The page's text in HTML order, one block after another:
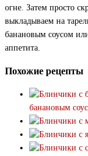
огне. Затем просто
выкладываем на
банановым соусом
аппетита.
Похожие рецепты
банановым